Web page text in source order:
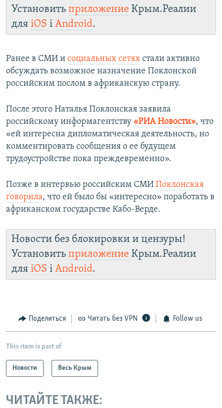
Установить приложение Крым.Реалии
для iOS і Android.
Ранее в СМИ и социальных сетях стали активно
обсуждать возможное назначение Поклонской
российским послом в африканскую страну.
После этого Наталья Поклонская заявила
российскому информагентству «РИА Новости», что
«ей интересна дипломатическая деятельность, но
комментировать сообщения о ее будущем
трудоустройстве пока преждевременно».
Позже в интервью российским СМИ Поклонская
говорила, что ей было бы «интересно» поработать в
африканском государстве Кабо-Верде.
Новости без блокировки и цензуры!
Установить приложение Крым.Реалии
для iOS і Android.
Поделиться Читать без VPN Follow us
This item is part of
Новости Весь Крым
ЧИТАЙТЕ ТАКЖЕ: